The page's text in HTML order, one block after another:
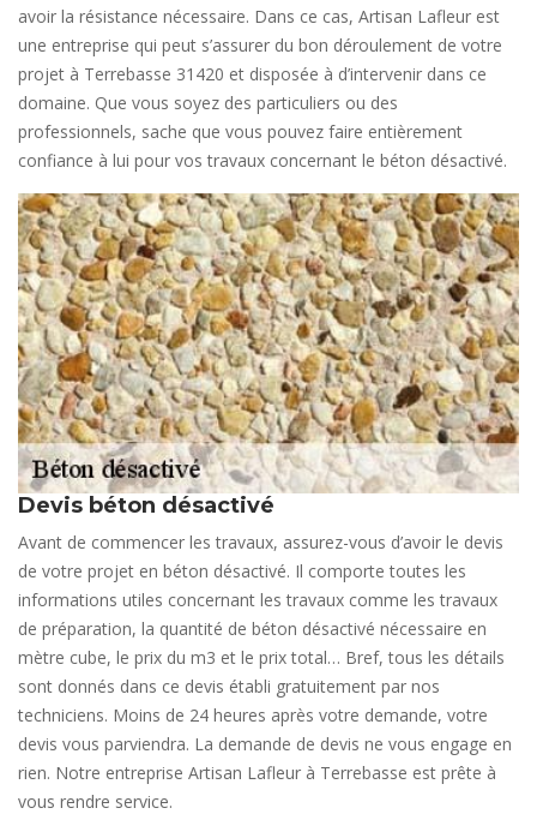
avoir la résistance nécessaire. Dans ce cas, Artisan Lafleur est
une entreprise qui peut s’assurer du bon déroulement de votre
projet à Terrebasse 31420 et disposée à d’intervenir dans ce
domaine. Que vous soyez des particuliers ou des
professionnels, sache que vous pouvez faire entièrement
confiance à lui pour vos travaux concernant le béton désactivé.
Devis béton désactivé
Avant de commencer les travaux, assurez-vous d’avoir le devis
de votre projet en béton désactivé. Il comporte toutes les
informations utiles concernant les travaux comme les travaux
de préparation, la quantité de béton désactivé nécessaire en
mètre cube, le prix du m3 et le prix total… Bref, tous les détails
sont donnés dans ce devis établi gratuitement par nos
techniciens. Moins de 24 heures après votre demande, votre
devis vous parviendra. La demande de devis ne vous engage en
rien. Notre entreprise Artisan Lafleur à Terrebasse est prête à
vous rendre service.